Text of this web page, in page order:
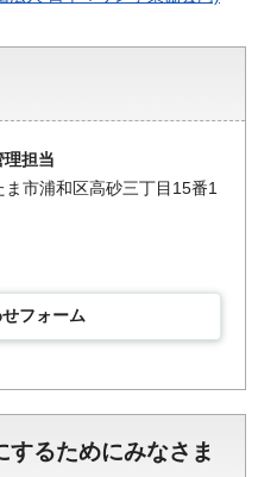
理担当
市浦和区高砂三丁目15番1
フォーム
するためにみなさま